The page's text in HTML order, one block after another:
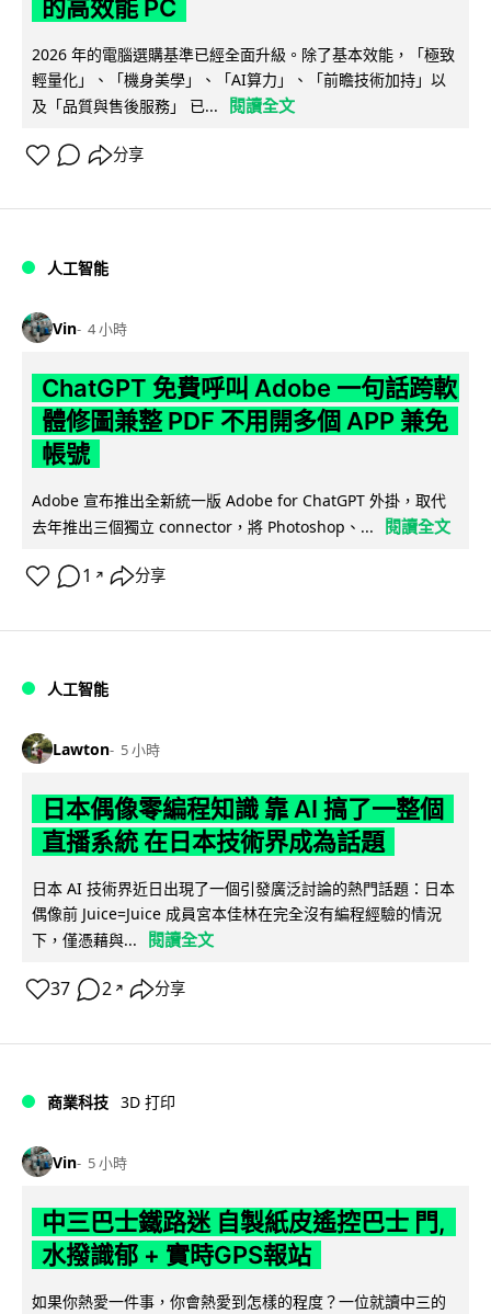
的高效能 PC
2026 年的電腦選購基準已經全面升級。除了基本效能，「極致
輕量化」、「機身美學」、「AI算力」、「前瞻技術加持」以
及「品質與售後服務」 已...
閱讀全文
分享
人工智能
Vin 4 小時
ChatGPT 免費呼叫 Adobe 一句話跨軟
體修圖兼整 PDF 不用開多個 APP 兼免
帳號
Adobe 宣布推出全新統一版 Adobe for ChatGPT 外掛，取代
去年推出三個獨立 connector，將 Photoshop、...
閱讀全文
1 ↗ 分享
人工智能
Lawton 5 小時
日本偶像零編程知識 靠 AI 搞了一整個
直播系統 在日本技術界成為話題
日本 AI 技術界近日出現了一個引發廣泛討論的熱門話題：日本
偶像前 Juice=Juice 成員宮本佳林在完全沒有編程經驗的情況
下，僅憑藉與...
閱讀全文
37 2 ↗ 分享
商業科技 3D 打印
Vin 5 小時
中三巴士鐵路迷 自製紙皮遙控巴士 門,
水撥識郁 + 實時GPS報站
如果你熱愛一件事，你會熱愛到怎樣的程度？一位就讀中三的